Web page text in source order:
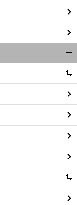
閉
る
新
し
い
ウ
ィ
ン
ド
ウ
で
開
く
新
し
い